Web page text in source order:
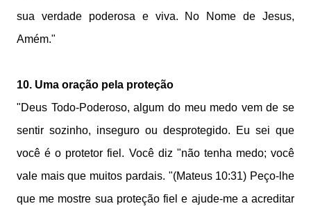
sua verdade poderosa e viva. No Nome de Jesus,
Amém."
10. Uma oração pela proteção
"Deus Todo-Poderoso, algum do meu medo vem de se
sentir sozinho, inseguro ou desprotegido. Eu sei que
você é o protetor fiel. Você diz "não tenha medo; você
vale mais que muitos pardais. "(Mateus 10:31) Peço-lhe
que me mostre sua proteção fiel e ajude-me a acreditar